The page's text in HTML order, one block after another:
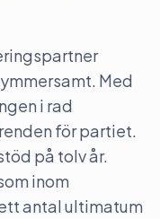
Med
i rad
för partiet.
på tolv år.
inom
antal ultimatum